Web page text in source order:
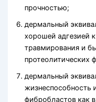
прочностью;
дермальный
хорошей адгезией
травмирования и
протеолитических
дермальный
жизнеспособность
фибробластов как